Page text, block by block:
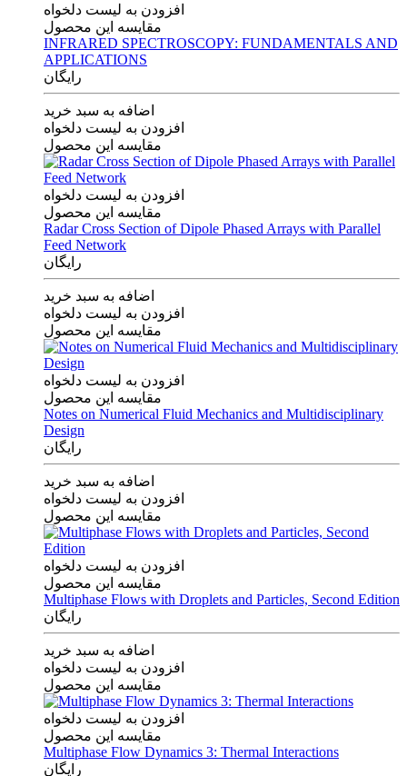
افزودن به لیست دلخواه
مقایسه این محصول
INFRARED SPECTROSCOPY: FUNDAMENTALS AND
APPLICATIONS
رایگان
اضافه به سبد خرید
افزودن به لیست دلخواه
مقایسه این محصول
افزودن به لیست دلخواه
مقایسه این محصول
Radar Cross Section of Dipole Phased Arrays with Parallel
Feed Network
رایگان
اضافه به سبد خرید
افزودن به لیست دلخواه
مقایسه این محصول
افزودن به لیست دلخواه
مقایسه این محصول
Notes on Numerical Fluid Mechanics and Multidisciplinary
Design
رایگان
اضافه به سبد خرید
افزودن به لیست دلخواه
مقایسه این محصول
افزودن به لیست دلخواه
مقایسه این محصول
Multiphase Flows with Droplets and Particles, Second Edition
رایگان
اضافه به سبد خرید
افزودن به لیست دلخواه
مقایسه این محصول
افزودن به لیست دلخواه
مقایسه این محصول
Multiphase Flow Dynamics 3: Thermal Interactions
رایگان